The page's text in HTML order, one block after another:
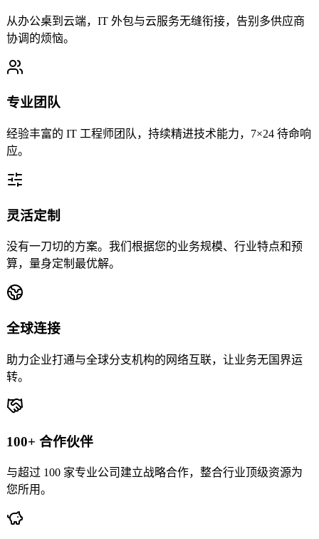
从办公桌到云端，IT 外包与云服务无缝衔接，告别多供应商
协调的烦恼。
专业团队
经验丰富的 IT 工程师团队，持续精进技术能力，7×24 待命响
应。
灵活定制
没有一刀切的方案。我们根据您的业务规模、行业特点和预
算，量身定制最优解。
全球连接
助力企业打通与全球分支机构的网络互联，让业务无国界运
转。
100+ 合作伙伴
与超过 100 家专业公司建立战略合作，整合行业顶级资源为
您所用。